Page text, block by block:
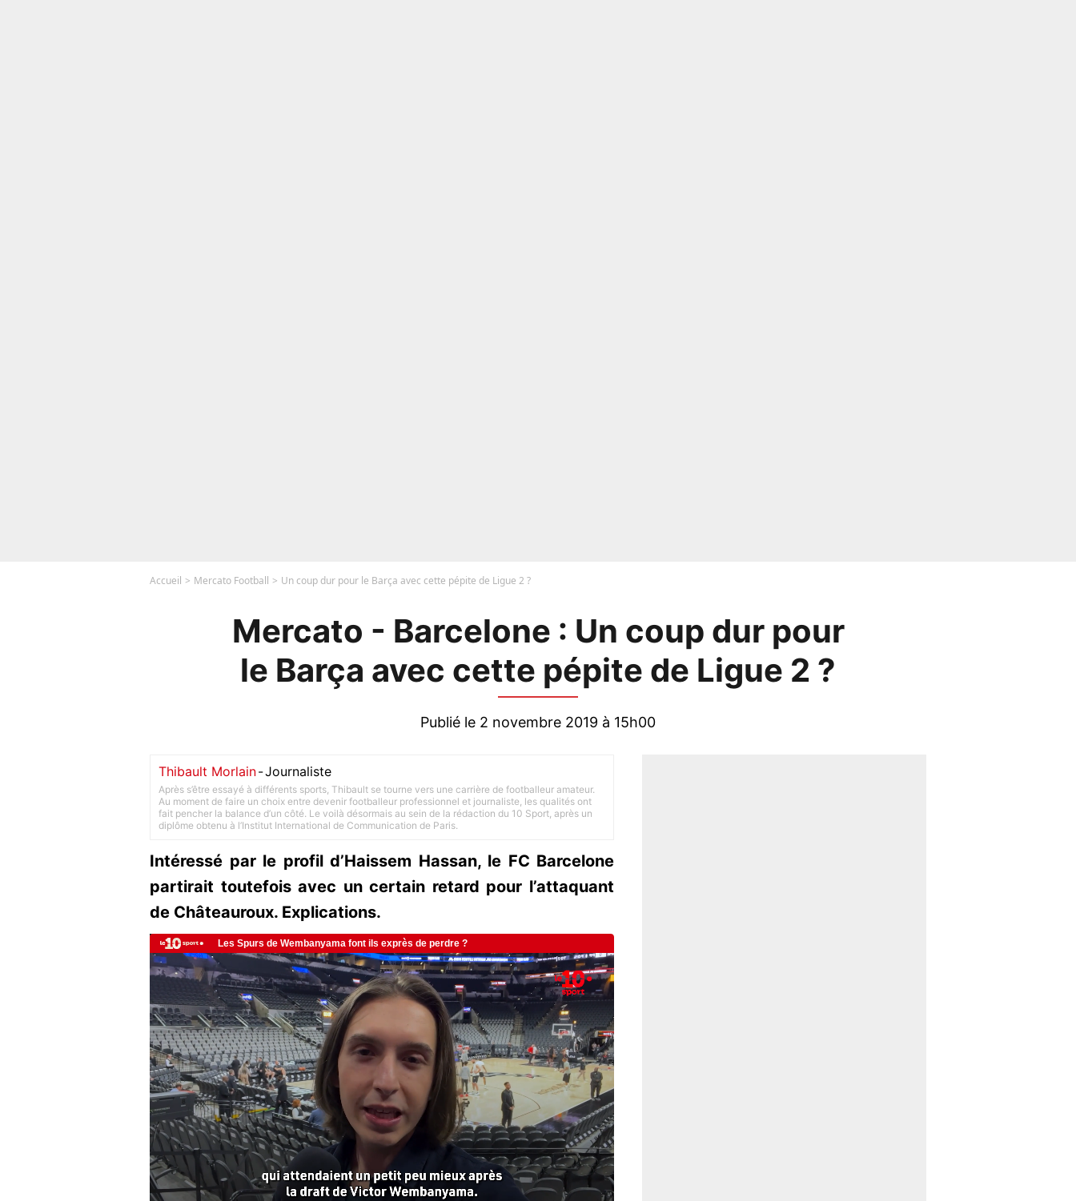
Accueil Mercato Football Un coup dur pour le Barça avec cette pépite de Ligue 2 ?
Mercato - Barcelone : Un coup dur pour
le Barça avec cette pépite de Ligue 2 ?
Publié le 2 novembre 2019 à 15h00
Thibault Morlain-Journaliste
Après s’être essayé à différents sports, Thibault se tourne vers une carrière de footballeur amateur.
Au moment de faire un choix entre devenir footballeur professionnel et journaliste, les qualités ont
fait pencher la balance d’un côté. Le voilà désormais au sein de la rédaction du 10 Sport, après un
diplôme obtenu à l’Institut International de Communication de Paris.
Intéressé par le profil d’Haissem Hassan, le FC Barcelone
partirait toutefois avec un certain retard pour l’attaquant
de Châteauroux. Explications.